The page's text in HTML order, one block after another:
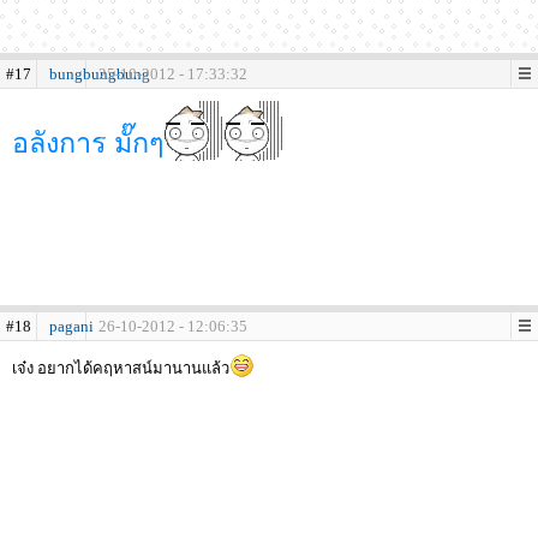
#17 bungbungbung25-10-2012 - 17:33:32
อลังการ มั๊กๆ
#18 pagani 26-10-2012 - 12:06:35
เจ๋ง อยากได้คฤหาสน์มานานแล้ว